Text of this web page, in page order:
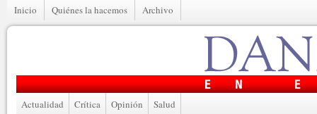
Inicio Quiénes la hacemos Archivo
Actualidad Crítica Opinión Salud